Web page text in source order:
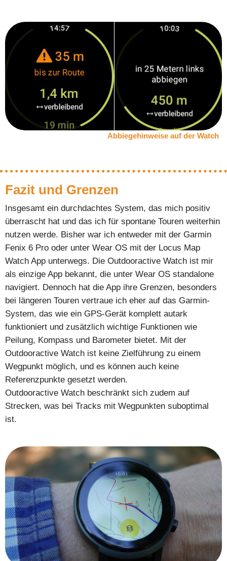
Abbiegehinweise auf der Watch
Fazit und Grenzen
Insgesamt ein durchdachtes System, das mich positiv
überrascht hat und das ich für spontane Touren weiterhin
nutzen werde. Bisher war ich entweder mit der Garmin
Fenix 6 Pro oder unter Wear OS mit der Locus Map
Watch App unterwegs. Die Outdooractive Watch ist mir
als einzige App bekannt, die unter Wear OS standalone
navigiert. Dennoch hat die App ihre Grenzen, besonders
bei längeren Touren vertraue ich eher auf das Garmin-
System, das wie ein GPS-Gerät komplett autark
funktioniert und zusätzlich wichtige Funktionen wie
Peilung, Kompass und Barometer bietet. Mit der
Outdooractive Watch ist keine Zielführung zu einem
Wegpunkt möglich, und es können auch keine
Referenzpunkte gesetzt werden.
Outdooractive Watch beschränkt sich zudem auf
Strecken, was bei Tracks mit Wegpunkten suboptimal
ist.